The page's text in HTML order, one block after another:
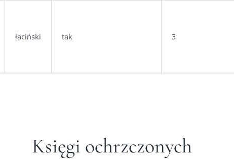
łaciński tak 3
Księgi ochrzczonych